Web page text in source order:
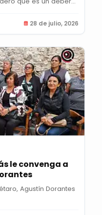
28 de julio, 2026
le convenga a
Agustín Dorantes